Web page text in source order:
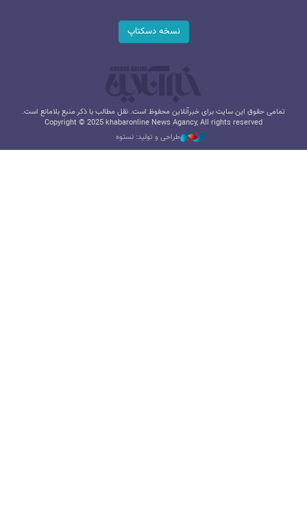
نسخه دسکتاپ
تمامی حقوق این سایت برای خبرآنلاین محفوظ است. نقل مطالب با ذکر منبع بلامانع است.
Copyright © 2025 khabaronline News Agancy, All rights reserved
طراحی و تولید: نستوه